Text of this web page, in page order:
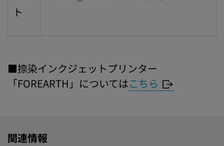
ト
■捺染インクジェットプリンター
「FOREARTH」についてはこちら
関連情報